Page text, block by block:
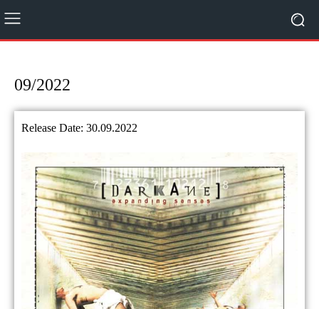
09/2022
Release Date: 30.09.2022